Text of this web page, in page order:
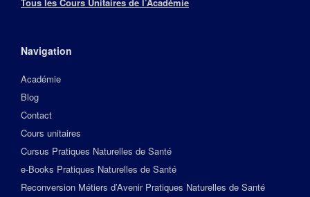
Navigation
Académie
Blog
Contact
Cours unitaires
Cursus Pratiques Naturelles de Santé
e-Books Pratiques Naturelles de Santé
Reconversion Métiers d’Avenir Pratiques Naturelles de Santé